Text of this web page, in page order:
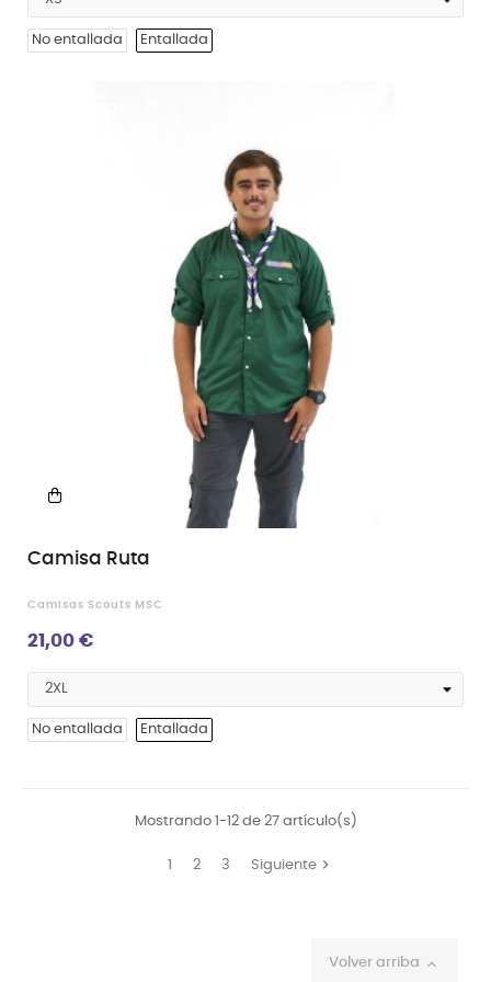
No entallada Entallada
Camisa Ruta
Camisas Scouts MSC
21,00 €
No entallada Entallada
Mostrando 1-12 de 27 artículo(s)
1 2 3 Siguiente 
Volver arriba 